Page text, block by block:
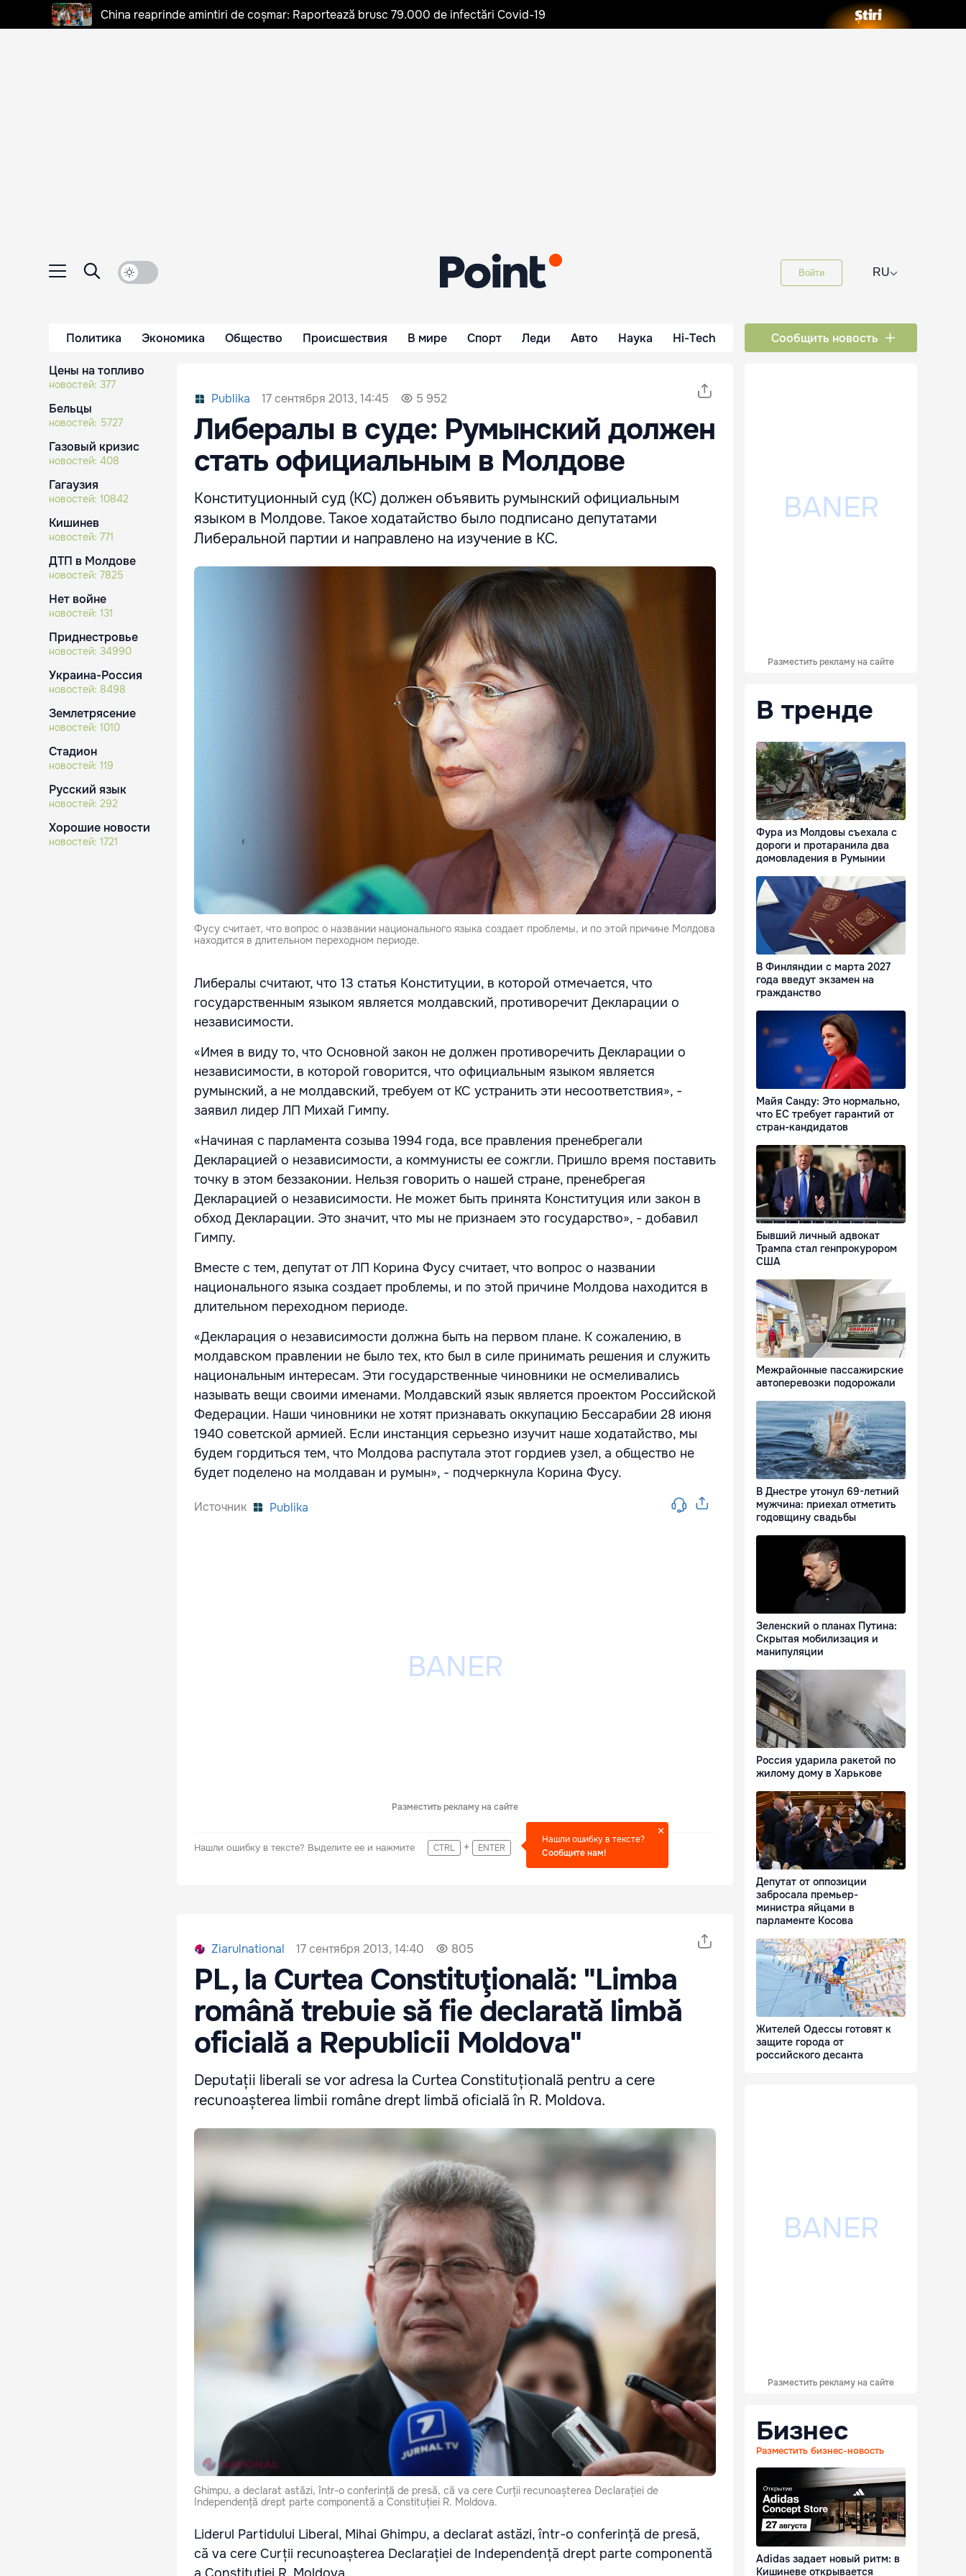
China reaprinde amintiri de coșmar: Raportează brusc 79.000 de infectări Covid-19
Войти RU⌵
Политика Экономика Общество Происшествия В мире Спорт Леди Авто Наука Hi-Tech Сообщить новость
Цены на топливо
новостей: 377
Бельцы
новостей: 5727
Газовый кризис
новостей: 408
Гагаузия
новостей: 10842
Кишинев
новостей: 771
ДТП в Молдове
новостей: 7825
Нет войне
новостей: 131
Приднестровье
новостей: 34990
Украина-Россия
новостей: 8498
Землетрясение
новостей: 1010
Стадион
новостей: 119
Русский язык
новостей: 292
Хорошие новости
новостей: 1721
Publika 17 сентября 2013, 14:45 5 952
Либералы в суде: Румынский должен
стать официальным в Молдове
Конституционный суд (КС) должен объявить румынский официальным
языком в Молдове. Такое ходатайство было подписано депутатами
Либеральной партии и направлено на изучение в КС.
Фусу считает, что вопрос о названии национального языка создает проблемы, и по этой причине Молдова
находится в длительном переходном периоде.
Либералы считают, что 13 статья Конституции, в которой отмечается, что
государственным языком является молдавский, противоречит Декларации о
независимости.
«Имея в виду то, что Основной закон не должен противоречить Декларации о
независимости, в которой говорится, что официальным языком является
румынский, а не молдавский, требуем от КС устранить эти несоответствия», -
заявил лидер ЛП Михай Гимпу.
«Начиная с парламента созыва 1994 года, все правления пренебрегали
Декларацией о независимости, а коммунисты ее сожгли. Пришло время поставить
точку в этом беззаконии. Нельзя говорить о нашей стране, пренебрегая
Декларацией о независимости. Не может быть принята Конституция или закон в
обход Декларации. Это значит, что мы не признаем это государство», - добавил
Гимпу.
Вместе с тем, депутат от ЛП Корина Фусу считает, что вопрос о названии
национального языка создает проблемы, и по этой причине Молдова находится в
длительном переходном периоде.
«Декларация о независимости должна быть на первом плане. К сожалению, в
молдавском правлении не было тех, кто был в силе принимать решения и служить
национальным интересам. Эти государственные чиновники не осмеливались
называть вещи своими именами. Молдавский язык является проектом Российской
Федерации. Наши чиновники не хотят признавать оккупацию Бессарабии 28 июня
1940 советской армией. Если инстанция серьезно изучит наше ходатайство, мы
будем гордиться тем, что Молдова распутала этот гордиев узел, а общество не
будет поделено на молдаван и румын», - подчеркнула Корина Фусу.
Источник Publika
Разместить рекламу на сайте
Нашли ошибку в тексте? Выделите ее и нажмите CTRL + ENTER
Нашли ошибку в тексте?
Сообщите нам!
Ziarulnational 17 сентября 2013, 14:40 805
PL, la Curtea Constituţională: "Limba
română trebuie să fie declarată limbă
oficială a Republicii Moldova"
Deputații liberali se vor adresa la Curtea Constituțională pentru a cere
recunoașterea limbii române drept limbă oficială în R. Moldova.
Ghimpu, a declarat astăzi, într-o conferință de presă, că va cere Curții recunoașterea Declarației de
Independență drept parte componentă a Constituției R. Moldova.
Liderul Partidului Liberal, Mihai Ghimpu, a declarat astăzi, într-o conferință de presă,
că va cere Curții recunoașterea Declarației de Independență drept parte componentă
Разместить рекламу на сайте
В тренде
Фура из Молдовы съехала с
дороги и протаранила два
домовладения в Румынии
В Финляндии с марта 2027
года введут экзамен на
гражданство
Майя Санду: Это нормально,
что ЕС требует гарантий от
стран-кандидатов
Бывший личный адвокат
Трампа стал генпрокурором
США
Межрайонные пассажирские
автоперевозки подорожали
В Днестре утонул 69-летний
мужчина: приехал отметить
годовщину свадьбы
Зеленский о планах Путина:
Скрытая мобилизация и
манипуляции
Россия ударила ракетой по
жилому дому в Харькове
Депутат от оппозиции
забросала премьер-
министра яйцами в
парламенте Косова
Жителей Одессы готовят к
защите города от
российского десанта
Разместить рекламу на сайте
Бизнес
Разместить бизнес-новость
Adidas задает новый ритм: в
Кишиневе открывается